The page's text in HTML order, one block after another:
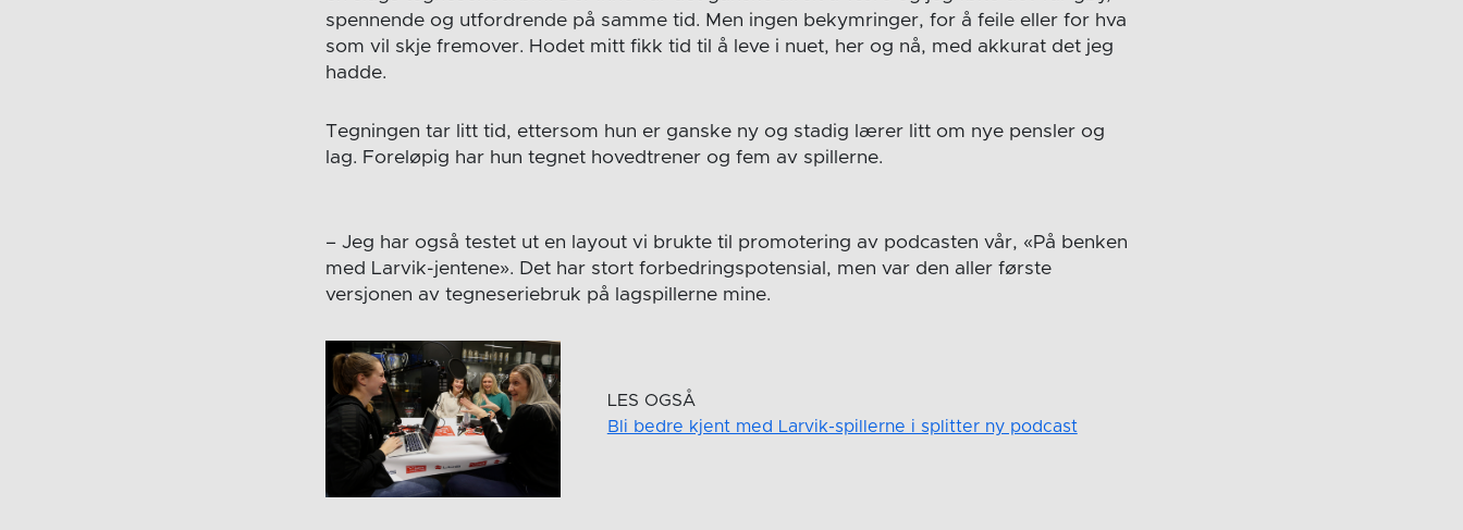
spennende og utfordrende på samme tid. Men ingen bekymringer, for å feile eller for hva
som vil skje fremover. Hodet mitt fikk tid til å leve i nuet, her og nå, med akkurat det jeg
hadde.
Tegningen tar litt tid, ettersom hun er ganske ny og stadig lærer litt om nye pensler og
lag. Foreløpig har hun tegnet hovedtrener og fem av spillerne.
– Jeg har også testet ut en layout vi brukte til promotering av podcasten vår, «På benken
med Larvik-jentene». Det har stort forbedringspotensial, men var den aller første
versjonen av tegneseriebruk på lagspillerne mine.
LES OGSÅ
Bli bedre kjent med Larvik-spillerne i splitter ny podcast